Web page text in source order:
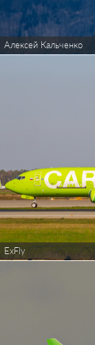
Алексей Кальченко
ExFly